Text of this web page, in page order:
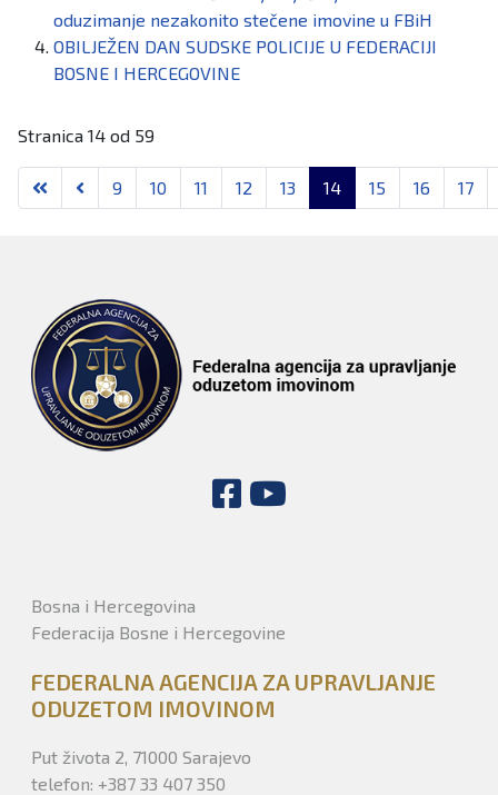
oduzimanje nezakonito stečene imovine u FBiH
OBILJEŽEN DAN SUDSKE POLICIJE U FEDERACIJI
BOSNE I HERCEGOVINE
Stranica 14 od 59
9 10 11 12 13 14 15 16 17
Bosna i Hercegovina
Federacija Bosne i Hercegovine
FEDERALNA AGENCIJA ZA UPRAVLJANJE
ODUZETOM IMOVINOM
Put života 2, 71000 Sarajevo
telefon: +387 33 407 350